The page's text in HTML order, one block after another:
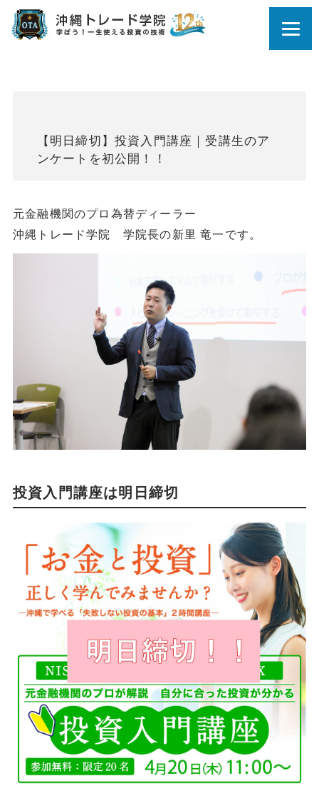
【明日締切】投資入門講座｜受講生のア
ンケートを初公開！！
元金融機関のプロ為替ディーラー
沖縄トレード学院 学院長の新里 竜一です。
投資入門講座は明日締切